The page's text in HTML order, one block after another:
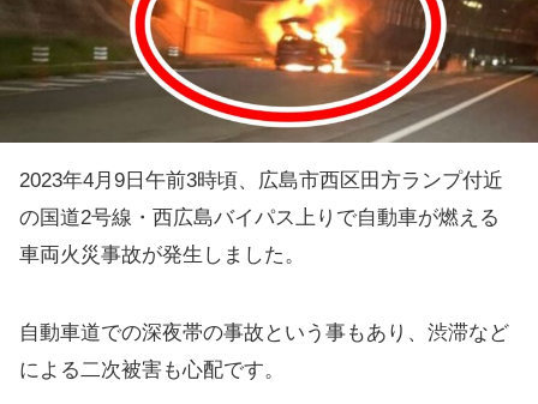
2023年4月9日午前3時頃、広島市西区田方ランプ付近
の国道2号線・西広島バイパス上りで自動車が燃える
車両火災事故が発生しました。
自動車道での深夜帯の事故という事もあり、渋滞など
による二次被害も心配です。